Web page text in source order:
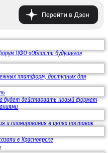
ЦФО «Область будущего»
платформ, доступных для
будет действовать новый формат
и планирования в цепях поставок
в Красноярске